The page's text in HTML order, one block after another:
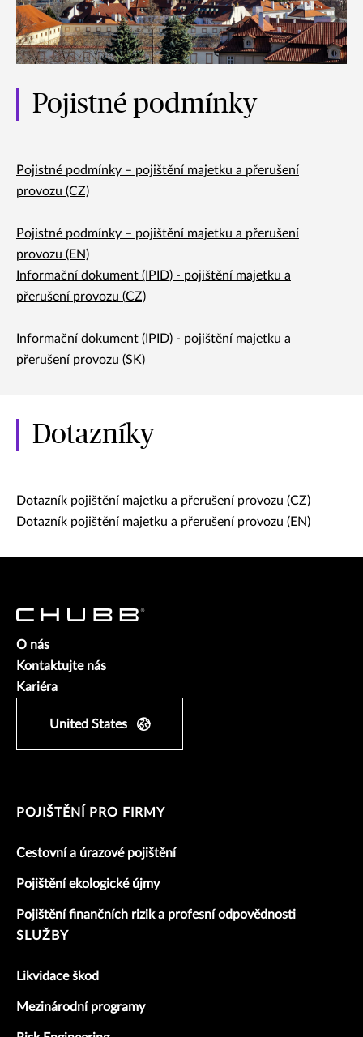
Pojistné podmínky
Pojistné podmínky – pojištění majetku a přerušení
provozu (CZ)
Pojistné podmínky – pojištění majetku a přerušení
provozu (EN)
Informační dokument (IPID) - pojištění majetku a
přerušení provozu (CZ)
Informační dokument (IPID) - pojištění majetku a
přerušení provozu (SK)
Dotazníky
Dotazník pojištění majetku a přerušení provozu (CZ)
Dotazník pojištění majetku a přerušení provozu (EN)
O nás
Kontaktujte nás
Kariéra
United States
POJIŠTĚNÍ PRO FIRMY
Cestovní a úrazové pojištění
Pojištění ekologické újmy
Pojištění finančních rizik a profesní odpovědnosti
SLUŽBY
Likvidace škod
Mezinárodní programy